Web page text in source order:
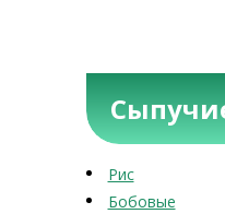
Рис
Бобовые